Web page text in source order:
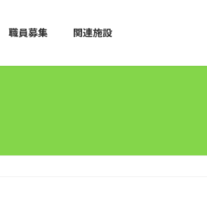
職員募集 関連施設